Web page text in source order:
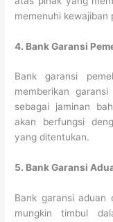
memenuhi kewajiban
4. Bank Garansi
Bank garansi
memberikan
sebagai jaminan
akan berfungsi
yang ditentukan.
5. Bank Garansi
Bank garansi aduan
mungkin timbul